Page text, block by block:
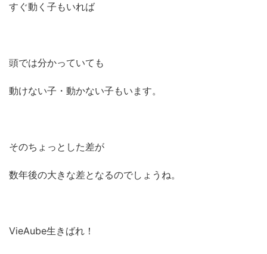
すぐ動く子もいれば
頭では分かっていても
動けない子・動かない子もいます。
そのちょっとした差が
数年後の大きな差となるのでしょうね。
VieAube生きばれ！